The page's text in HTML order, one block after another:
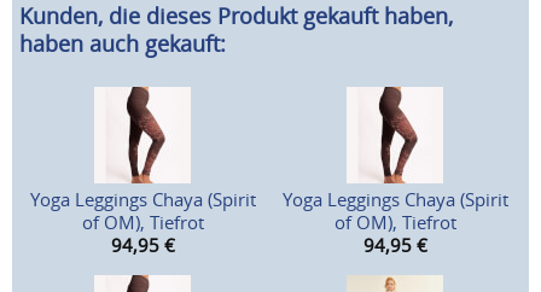
Kunden, die dieses Produkt gekauft haben,
haben auch gekauft:
Yoga Leggings Chaya (Spirit
of OM), Tiefrot
94,95 €
Yoga Leggings Chaya (Spirit
of OM), Tiefrot
94,95 €